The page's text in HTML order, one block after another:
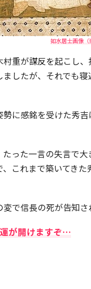
如水居士画像（
重が謀反を起こし
したが、それでも
勢に感銘を受けた秀
たった一言の失言で
これまで築いてき
で信長の死が告知さ
が開けますぞ…